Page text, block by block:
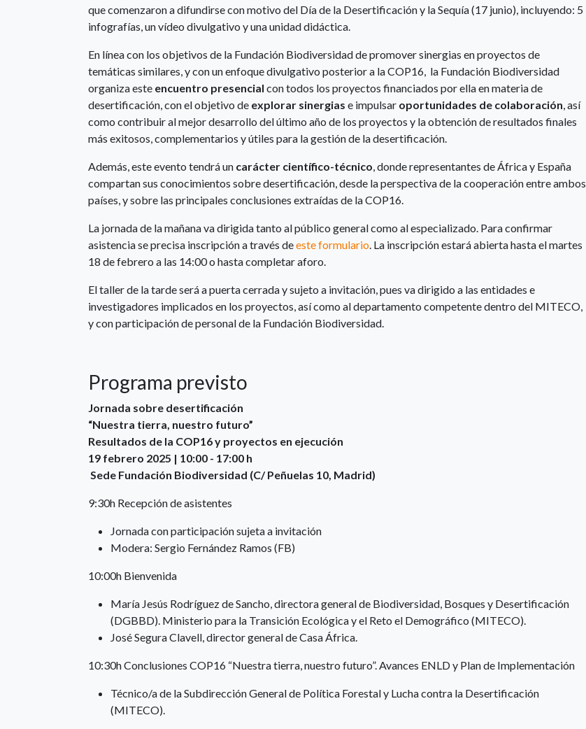
que comenzaron a difundirse con motivo del Día de la Desertificación y la Sequía (17 junio), incluyendo: 5
infografías, un vídeo divulgativo y una unidad didáctica.
En línea con los objetivos de la Fundación Biodiversidad de promover sinergias en proyectos de
temáticas similares, y con un enfoque divulgativo posterior a la COP16, la Fundación Biodiversidad
organiza este encuentro presencial con todos los proyectos financiados por ella en materia de
desertificación, con el objetivo de explorar sinergias e impulsar oportunidades de colaboración , así
como contribuir al mejor desarrollo del último año de los proyectos y la obtención de resultados finales
más exitosos, complementarios y útiles para la gestión de la desertificación.
Además, este evento tendrá un carácter científico-técnico , donde representantes de África y España
compartan sus conocimientos sobre desertificación, desde la perspectiva de la cooperación entre ambos
países, y sobre las principales conclusiones extraídas de la COP16.
La jornada de la mañana va dirigida tanto al público general como al especializado. Para confirmar
asistencia se precisa inscripción a través deeste formulario . La inscripción estará abierta hasta el martes
18 de febrero a las 14:00 o hasta completar aforo.
El taller de la tarde será a puerta cerrada y sujeto a invitación, pues va dirigido a las entidades e
investigadores implicados en los proyectos, así como al departamento competente dentro del MITECO,
y con participación de personal de la Fundación Biodiversidad.
Programa previsto
Jornada sobre desertificación
“Nuestra tierra, nuestro futuro”
Resultados de la COP16 y proyectos en ejecución
19 febrero 2025 | 10:00 - 17:00 h
Sede Fundación Biodiversidad (C/ Peñuelas 10, Madrid)
9:30h Recepción de asistentes
Jornada con participación sujeta a invitación
Modera: Sergio Fernández Ramos (FB)
10:00h Bienvenida
María Jesús Rodríguez de Sancho, directora general de Biodiversidad, Bosques y Desertificación
(DGBBD). Ministerio para la Transición Ecológica y el Reto el Demográfico (MITECO).
José Segura Clavell, director general de Casa África.
10:30h Conclusiones COP16 “Nuestra tierra, nuestro futuro”. Avances ENLD y Plan de Implementación
Técnico/a de la Subdirección General de Política Forestal y Lucha contra la Desertificación
(MITECO).